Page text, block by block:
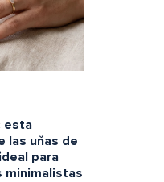
esta
las uñas de
para
minimalistas